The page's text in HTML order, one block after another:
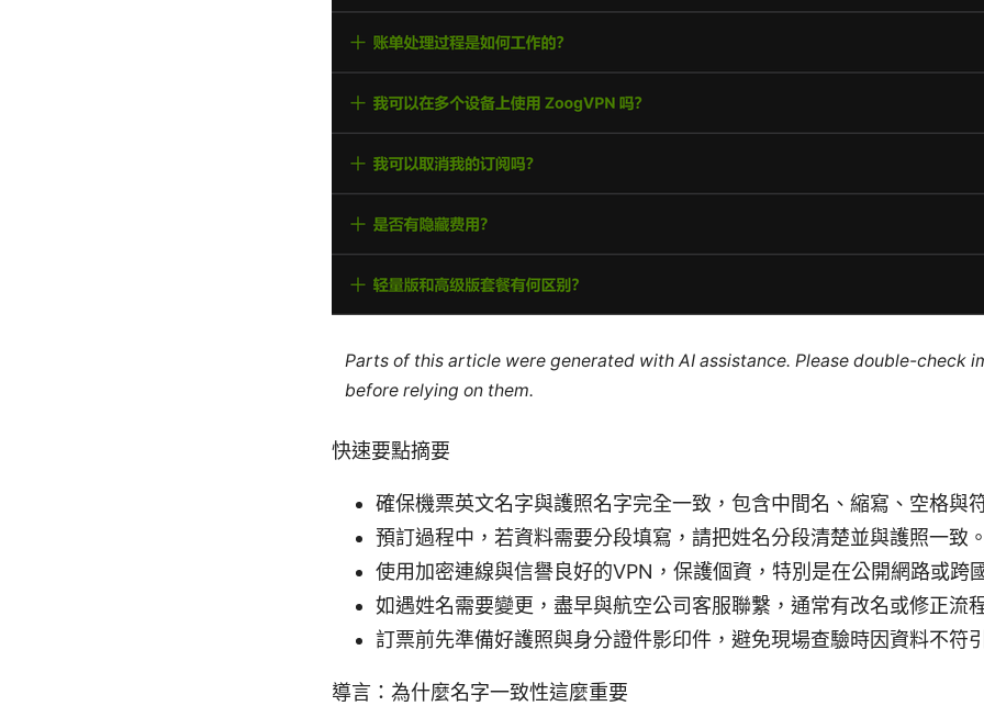
Parts of this article were generated with AI assistance. Please double-check
before relying on them.
快速要點摘要
確保機票英文名字與護照名字完全一致，包含中間名、縮寫、空格與
預訂過程中，若資料需要分段填寫，請把姓名分段清楚並與護照一致。
使用加密連線與信譽良好的VPN，保護個資，特別是在公開網路或跨
如遇姓名需要變更，盡早與航空公司客服聯繫，通常有改名或修正流
訂票前先準備好護照與身分證件影印件，避免現場查驗時因資料不符
導言：為什麼名字一致性這麼重要